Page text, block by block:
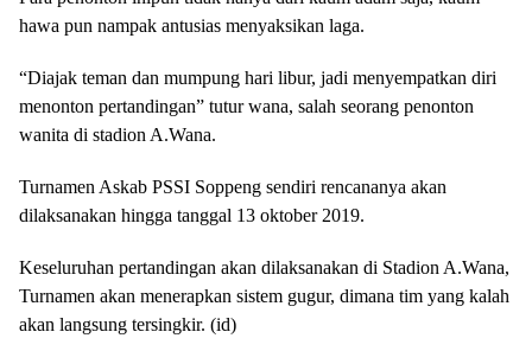
hawa pun nampak antusias menyaksikan laga.
“Diajak teman dan mumpung hari libur, jadi menyempatkan diri
menonton pertandingan” tutur wana, salah seorang penonton
wanita di stadion A.Wana.
Turnamen Askab PSSI Soppeng sendiri rencananya akan
dilaksanakan hingga tanggal 13 oktober 2019.
Keseluruhan pertandingan akan dilaksanakan di Stadion A.Wana,
Turnamen akan menerapkan sistem gugur, dimana tim yang kalah
akan langsung tersingkir. (id)